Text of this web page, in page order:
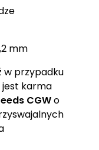
mm
w przypadku
karma
CGWo